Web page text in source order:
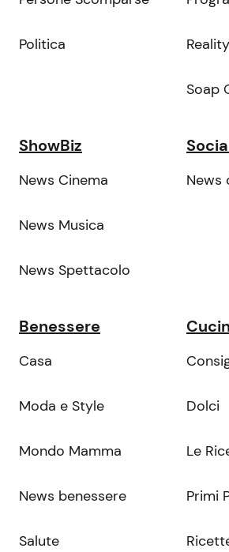
Politica
Soap
ShowBiz
News Cinema
News Musica
News Spettacolo
News
Benessere
Casa
Moda e Style
Mondo Mamma
News benessere
Salute
Dolci
Le
Primi